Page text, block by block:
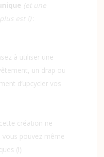
(et une
est !):
à utiliser une
un drap ou
d’upcycler vos
création ne
vous pouvez même
(!)